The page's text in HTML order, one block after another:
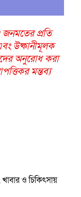
জনমতের প্রতি
উষ্কানীমূলক
অনুরোধ করা
মন্তব্য
ও চিকিৎসায়